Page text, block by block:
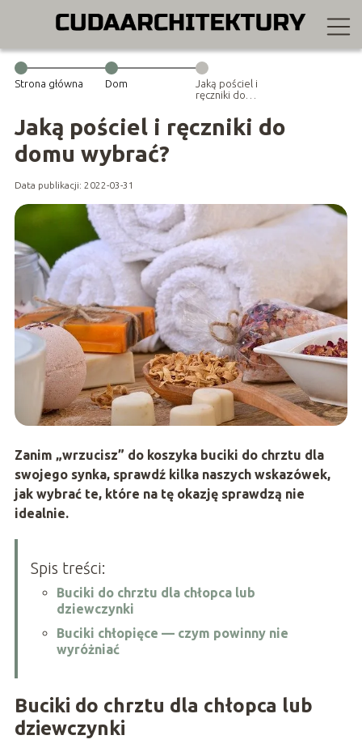
Strona główna Dom
Jaką pościel i
ręczniki do
Jaką pościel i ręczniki do
domu wybrać?
Data publikacji: 2022-03-31
Zanim „wrzucisz” do koszyka buciki do chrztu dla
swojego synka, sprawdź kilka naszych wskazówek,
jak wybrać te, które na tę okazję sprawdzą nie
idealnie.
Spis treści:
Buciki do chrztu dla chłopca lub
dziewczynki
Buciki chłopięce — czym powinny nie
wyróżniać
Buciki do chrztu dla chłopca lub
dziewczynki